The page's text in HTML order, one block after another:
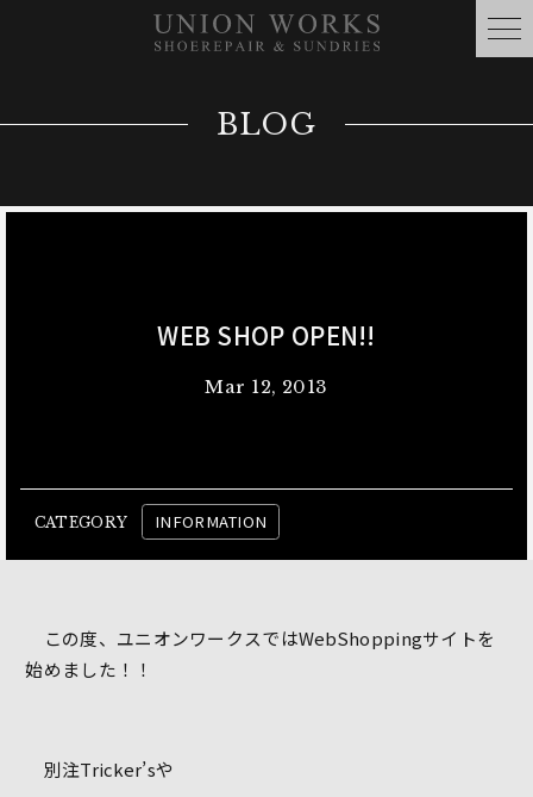
BLOG
WEB SHOP OPEN!!
Mar 12, 2013
CATEGORY INFORMATION
この度、ユニオンワークスではWebShoppingサイトを
始めました！！
別注Tricker’sや